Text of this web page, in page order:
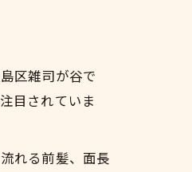
区雑司が谷で
目されていま
れる前髪、面長